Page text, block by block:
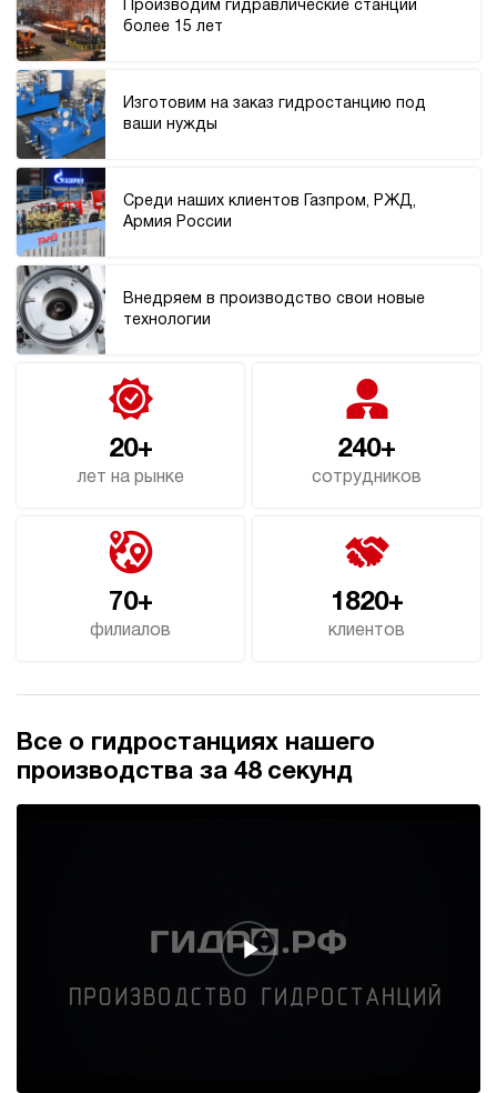
Производим гидравлические станции
более 15 лет
Изготовим на заказ гидростанцию под
ваши нужды
Среди наших клиентов Газпром, РЖД,
Армия России
Внедряем в производство свои новые
технологии
20+
лет на рынке
240+
сотрудников
70+
филиалов
1820+
клиентов
Все о гидростанциях нашего
производства за 48 секунд